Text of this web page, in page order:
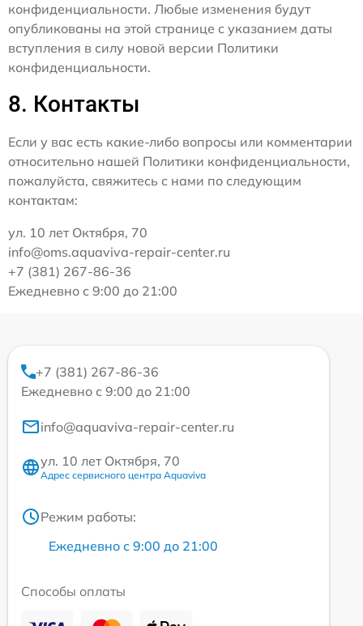
конфиденциальности. Любые изменения будут
опубликованы на этой странице с указанием даты
вступления в силу новой версии Политики
конфиденциальности.
8. Контакты
Если у вас есть какие-либо вопросы или комментарии
относительно нашей Политики конфиденциальности,
пожалуйста, свяжитесь с нами по следующим
контактам:
ул. 10 лет Октября, 70
info@oms.aquaviva-repair-center.ru
+7 (381) 267-86-36
Ежедневно с 9:00 до 21:00
+7 (381) 267-86-36
Ежедневно с 9:00 до 21:00
info@aquaviva-repair-center.ru
ул. 10 лет Октября, 70
Адрес сервисного центра Aquaviva
Режим работы:
Ежедневно с 9:00 до 21:00
Способы оплаты